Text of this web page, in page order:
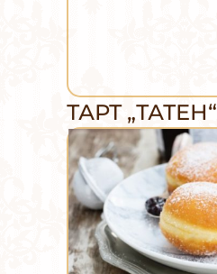
ТАРТ „ТАТЕН“